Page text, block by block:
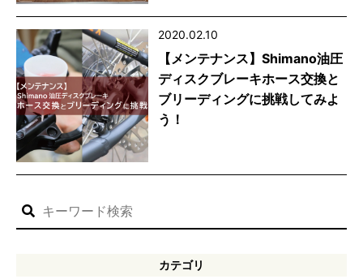
2020.02.10
【メンテナンス】Shimano油圧
ディスクブレーキホース交換と
ブリーディングに挑戦してみよ
う！
カテゴリ